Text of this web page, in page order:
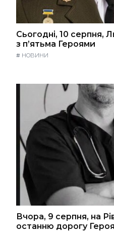
Сьогодні, 10 серпня,
з п’ятьма Героями
# НОВИНИ
Вчора, 9 серпня, на
останню дорогу